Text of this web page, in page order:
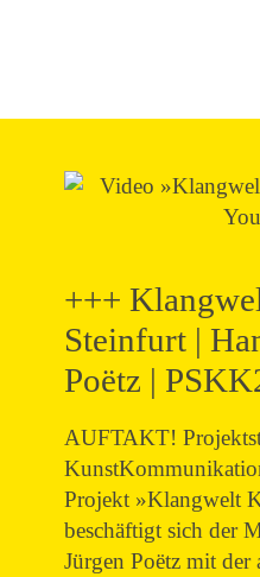
+++
Steinfurt |
Poëtz |
AUFTAKT!
Projekt »Klangwelt
beschäftigt sich der
Jürgen Poëtz mit der